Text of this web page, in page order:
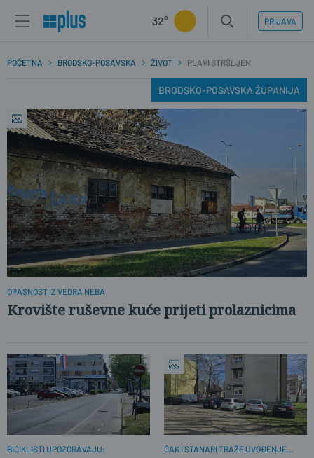
32° PRIJAVA
POČETNA BRODSKO-POSAVSKA ŽIVOT PLAVI STRŠLJEN
BRODSKO-POSAVSKA ŽUPANIJA
OPASNOST IZ VEDRA NEBA
Krovište ruševne kuće prijeti prolaznicima
BICIKLISTI UPOZORAVAJU:
ČAK I STANARI TRAŽE UVOĐENJE